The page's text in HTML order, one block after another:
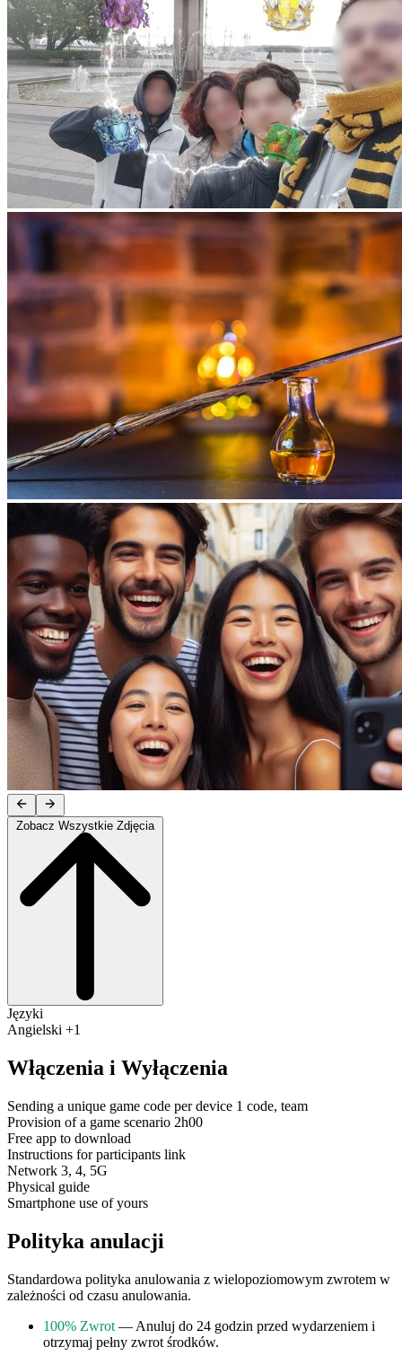
Języki
Angielski +1
Włączenia i Wyłączenia
Sending a unique game code per device 1 code, team
Provision of a game scenario 2h00
Free app to download
Instructions for participants link
Network 3, 4, 5G
Physical guide
Smartphone use of yours
Polityka anulacji
Standardowa polityka anulowania z wielopoziomowym zwrotem w
zależności od czasu anulowania.
100% Zwrot — Anuluj do 24 godzin przed wydarzeniem i
otrzymaj pełny zwrot środków.